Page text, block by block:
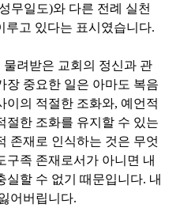
성무일도)와 다른 전례 실천
루고 있다는 표시였습니다.
려받은 교회의 정신과 관
장 중요한 일은 아마도 복음
이의 적절한 조화와, 예언적
절한 조화를 유지할 수 있는
존재로 인식하는 것은 무엇
구족 존재로서가 아니면 내
실할 수 없기 때문입니다. 내
어버립니다.